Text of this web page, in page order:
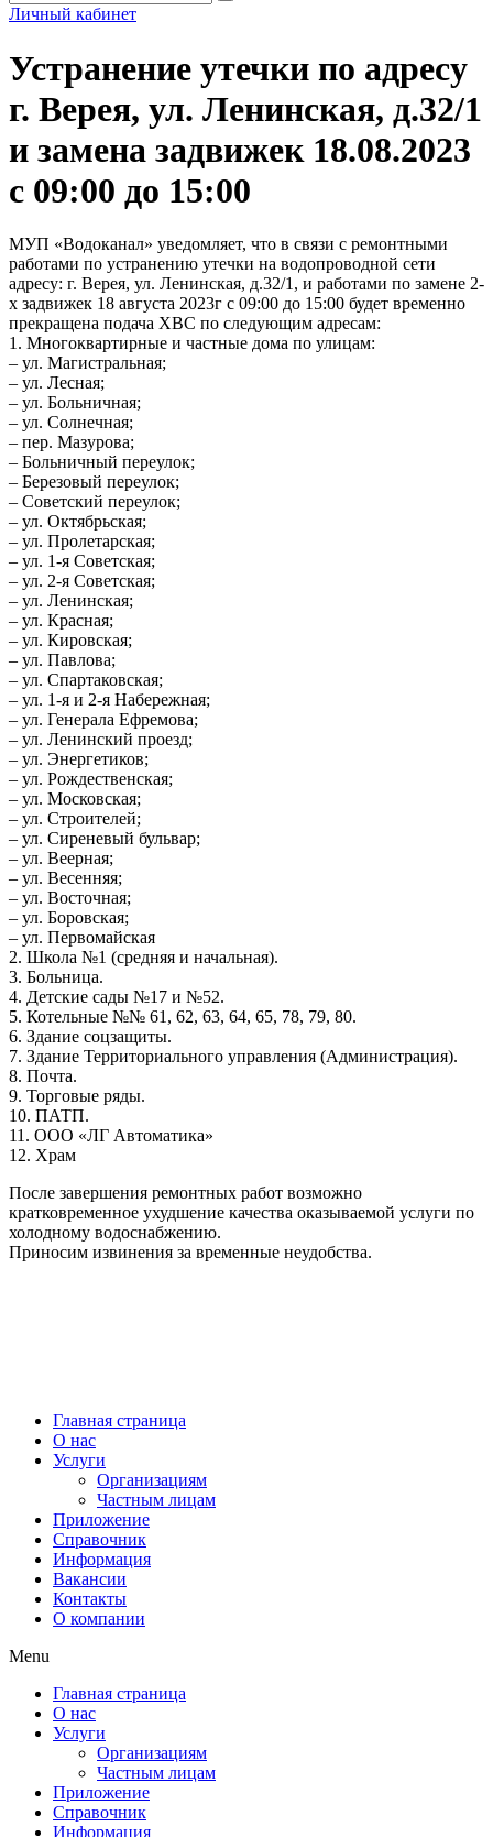
Личный кабинет
Устранение утечки по адресу
г. Верея, ул. Ленинская, д.32/1
и замена задвижек 18.08.2023
с 09:00 до 15:00
МУП «Водоканал» уведомляет, что в связи с ремонтными
работами по устранению утечки на водопроводной сети
адресу: г. Верея, ул. Ленинская, д.32/1, и работами по замене 2-
х задвижек 18 августа 2023г с 09:00 до 15:00 будет временно
прекращена подача ХВС по следующим адресам:
1. Многоквартирные и частные дома по улицам:
– ул. Магистральная;
– ул. Лесная;
– ул. Больничная;
– ул. Солнечная;
– пер. Мазурова;
– Больничный переулок;
– Березовый переулок;
– Советский переулок;
– ул. Октябрьская;
– ул. Пролетарская;
– ул. 1-я Советская;
– ул. 2-я Советская;
– ул. Ленинская;
– ул. Красная;
– ул. Кировская;
– ул. Павлова;
– ул. Спартаковская;
– ул. 1-я и 2-я Набережная;
– ул. Генерала Ефремова;
– ул. Ленинский проезд;
– ул. Энергетиков;
– ул. Рождественская;
– ул. Московская;
– ул. Строителей;
– ул. Сиреневый бульвар;
– ул. Веерная;
– ул. Весенняя;
– ул. Восточная;
– ул. Боровская;
– ул. Первомайская
2. Школа №1 (средняя и начальная).
3. Больница.
4. Детские сады №17 и №52.
5. Котельные №№ 61, 62, 63, 64, 65, 78, 79, 80.
6. Здание соцзащиты.
7. Здание Территориального управления (Администрация).
8. Почта.
9. Торговые ряды.
10. ПАТП.
11. ООО «ЛГ Автоматика»
12. Храм
После завершения ремонтных работ возможно
кратковременное ухудшение качества оказываемой услуги по
холодному водоснабжению.
Приносим извинения за временные неудобства.
Главная страница
О нас
Услуги
Организациям
Частным лицам
Приложение
Справочник
Информация
Вакансии
Контакты
О компании
Menu
Главная страница
О нас
Услуги
Организациям
Частным лицам
Приложение
Справочник
Информация